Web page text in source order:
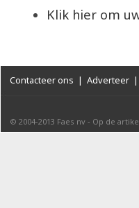
Klik hier om
Contacteer ons | Adverteer |
© 2004-2013 Faes nv - Op de